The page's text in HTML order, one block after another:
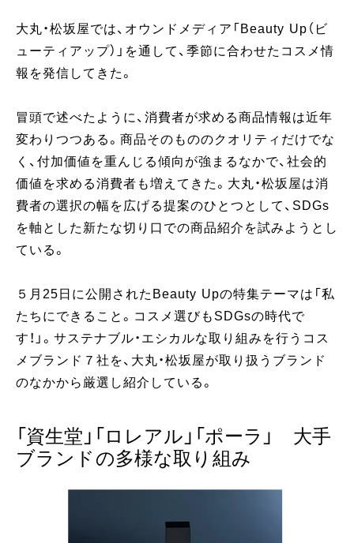
大丸・松坂屋では、オウンドメディア「Beauty Up（ビ
ューティアップ）」を通して、季節に合わせたコスメ情
報を発信してきた。
冒頭で述べたように、消費者が求める商品情報は近年
変わりつつある。商品そのもののクオリティだけでな
く、付加価値を重んじる傾向が強まるなかで、社会的
価値を求める消費者も増えてきた。大丸・松坂屋は消
費者の選択の幅を広げる提案のひとつとして、SDGs
を軸とした新たな切り口での商品紹介を試みようとし
ている。
５月25日に公開されたBeauty Upの特集テーマは「私
たちにできること。コスメ選びもSDGsの時代で
す！」。サステナブル・エシカルな取り組みを行うコス
メブランド７社を、大丸・松坂屋が取り扱うブランド
のなかから厳選し紹介している。
「資生堂」「ロレアル」「ポーラ」 大手
ブランドの多様な取り組み